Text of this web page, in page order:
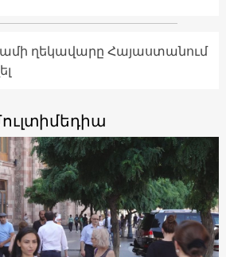
ղեկավարը Հայաստանում